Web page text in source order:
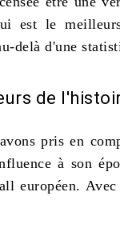
est le
delà d'une
de
pris en
à son
européen.